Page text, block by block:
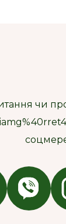
чи